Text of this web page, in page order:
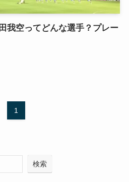
我空ってどんな選手？プレー
1
検索